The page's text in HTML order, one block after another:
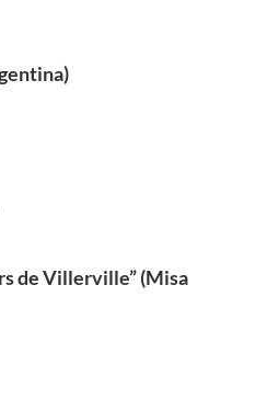
de Villerville” (Misa